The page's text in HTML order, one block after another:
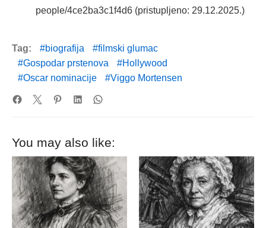
people/4ce2ba3c1f4d6 (pristupljeno: 29.12.2025.)
Tag: biografija
filmski glumac
Gospodar prstenova
Hollywood
Oscar nominacije
Viggo Mortensen
You may also like: